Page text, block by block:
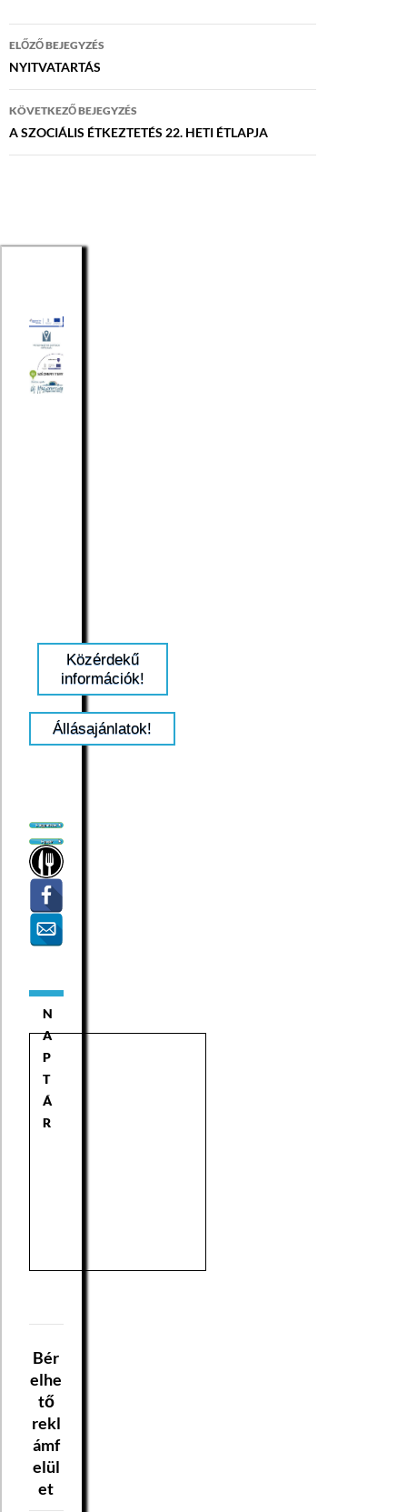
Bejegyzés
navigáció
ELŐZŐ BEJEGYZÉS
NYITVATARTÁS
KÖVETKEZŐ BEJEGYZÉS
A SZOCIÁLIS ÉTKEZTETÉS 22. HETI ÉTLAPJA
Közérdekű
információk!
Állásajánlatok!
N
A
P
T
Á
R
Bér
elhe
tő
rekl
ámf
elül
et